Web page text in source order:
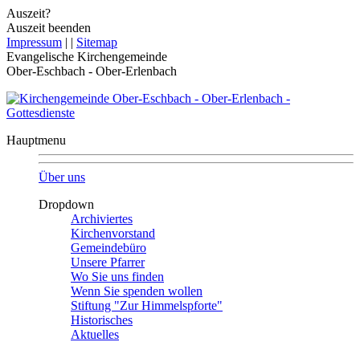
Auszeit?
Auszeit beenden
Impressum | | Sitemap
Evangelische Kirchengemeinde
Ober-Eschbach - Ober-Erlenbach
Hauptmenu
Über uns
Dropdown
Archiviertes
Kirchenvorstand
Gemeindebüro
Unsere Pfarrer
Wo Sie uns finden
Wenn Sie spenden wollen
Stiftung "Zur Himmelspforte"
Historisches
Aktuelles